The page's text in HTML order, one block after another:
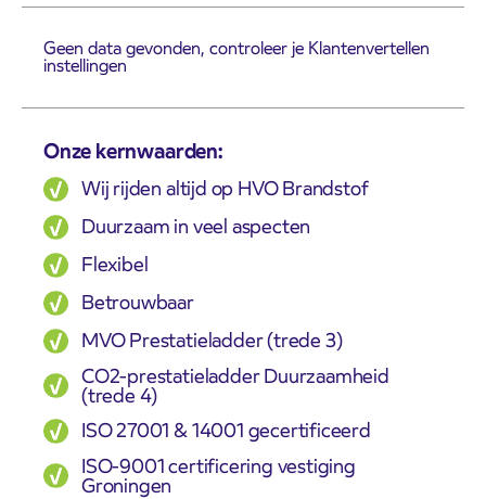
Geen data gevonden, controleer je Klantenvertellen
instellingen
Onze kernwaarden:
Wij rijden altijd op HVO Brandstof
Duurzaam in veel aspecten
Flexibel
Betrouwbaar
MVO Prestatieladder (trede 3)
CO2-prestatieladder Duurzaamheid
(trede 4)
ISO 27001 & 14001 gecertificeerd
ISO-9001 certificering vestiging
Groningen